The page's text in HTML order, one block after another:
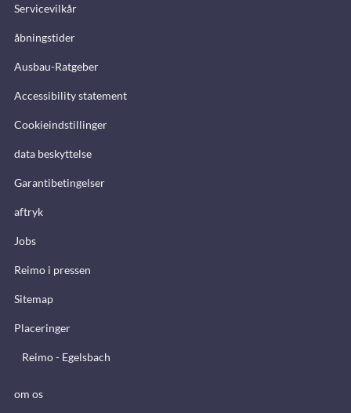
Servicevilkår
åbningstider
Ausbau-Ratgeber
Accessibility statement
Cookieindstillinger
data beskyttelse
Garantibetingelser
aftryk
Jobs
Reimo i pressen
Sitemap
Placeringer
Reimo - Egelsbach
om os